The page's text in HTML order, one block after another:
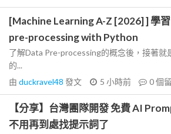
[Machine Learning A-Z [2026] ] 學
pre-processing with Python
了解Data Pre-processing的概念後，接著就
的...
由 duckravel48 發文 5 小時前 0個
【分享】台灣團隊開發 免費 AI
不用再到處找提示詞了